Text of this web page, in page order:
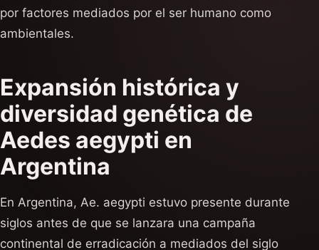
por factores mediados por el ser humano como
ambientales.
Expansión histórica y
diversidad genética de
Aedes aegypti en
Argentina
En Argentina, Ae. aegypti estuvo presente durante
siglos antes de que se lanzara una campaña
continental de erradicación a mediados del siglo